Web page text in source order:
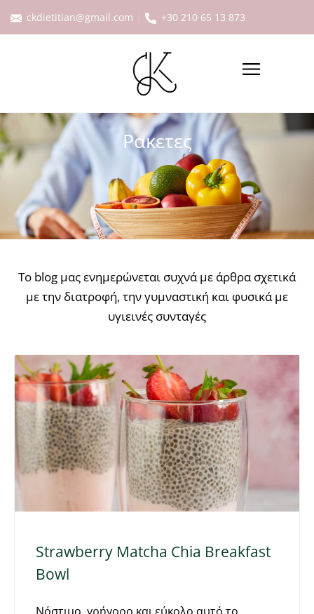
ckdietitian@gmail.com +30 210 65 13 873
Ρακετες
Το blog μας ενημερώνεται συχνά με άρθρα σχετικά
με την διατροφή, την γυμναστική και φυσικά με
υγιεινές συνταγές
Strawberry Matcha Chia Breakfast
Bowl